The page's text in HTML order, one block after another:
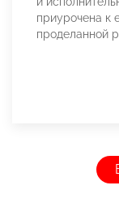
приурочена к
проделанной